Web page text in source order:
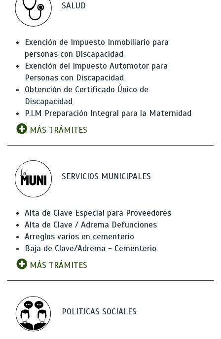
SALUD
Exención de Impuesto Inmobiliario para
personas con Discapacidad
Exención del Impuesto Automotor para
Personas con Discapacidad
Obtención de Certificado Único de
Discapacidad
P.I.M Preparación Integral para la Maternidad
MÁS TRÁMITES
SERVICIOS MUNICIPALES
Alta de Clave Especial para Proveedores
Alta de Clave / Adrema Defunciones
Arreglos varios en cementerio
Baja de Clave/Adrema - Cementerio
MÁS TRÁMITES
POLITICAS SOCIALES